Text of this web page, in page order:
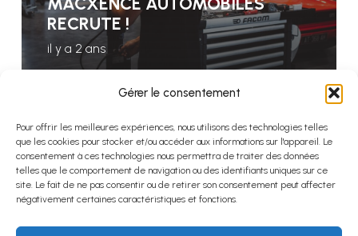
Gérer le consentement
Pour offrir les meilleures expériences, nous utilisons des technologies telles
que les cookies pour stocker et/ou accéder aux informations sur l'appareil. Le
consentement à ces technologies nous permettra de traiter des données
telles que le comportement de navigation ou des identifiants uniques sur ce
site. Le fait de ne pas consentir ou de retirer son consentement peut affecter
négativement certaines caractéristiques et fonctions.
RECRUTE !
il y a 2 ans